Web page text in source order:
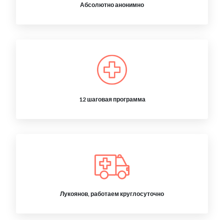
Абсолютно анонимно
12 шаговая программа
Лукоянов, работаем круглосуточно